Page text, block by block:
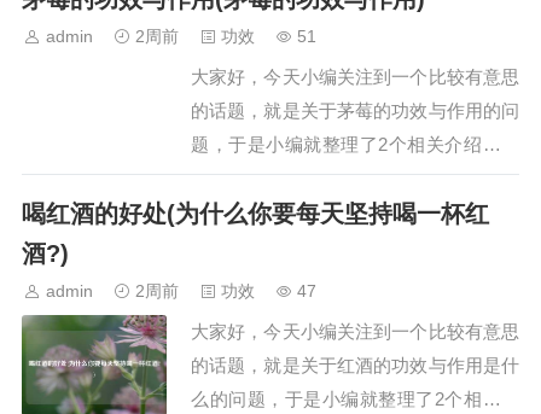
用秋葵干泡水喝的功效一、秋葵干有什么
功效与作用秋葵干具有提供营养、补钙强
身、平衡血糖、润肠通便等功效与作用，
具体如下：提…
admin 2周前 功效 51
大家好，今天小编关注到一个比较有意思
的话题，就是关于茅莓的功效与作用的问
题，于是小编就整理了2个相关介绍茅莓
的功效与作用的解答，让我们一起看看
吧。文章目录：茅莓的功效与作用茅莓的
功效与作用主要有以下几点：1. 清热解
喝红酒的好处(为什么你要每天坚持喝一杯红
酒?)
admin 2周前 功效 47
大家好，今天小编关注到一个比较有意思
的话题，就是关于红酒的功效与作用是什
么的问题，于是小编就整理了2个相关介